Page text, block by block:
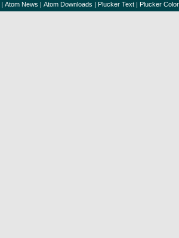
| Atom News | Atom Downloads | Plucker Text | Plucker Color